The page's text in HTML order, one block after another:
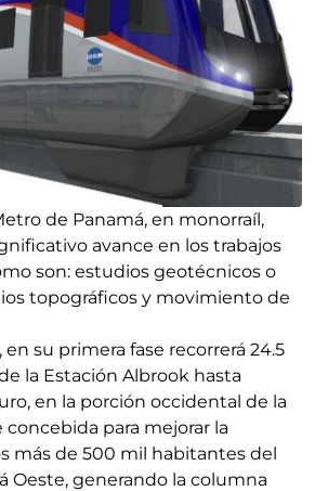
de Panamá, en monorraíl,
avance en los trabajos
son: estudios geotécnicos o
topográficos y movimiento de
su primera fase recorrerá 24.5
la Estación Albrook hasta
en la porción occidental de la
para mejorar la
más de 500 mil habitantes del
Oeste, generando la columna